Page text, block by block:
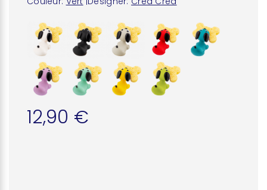
12,90 €